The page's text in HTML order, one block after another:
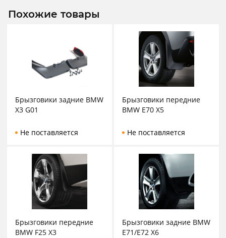
Похожие товары
Брызговики задние BMW
X3 G01
Не поставляется
Брызговики передние
BMW E70 X5
Не поставляется
Брызговики передние
BMW F25 X3
Брызговики задние BMW
E71/E72 X6